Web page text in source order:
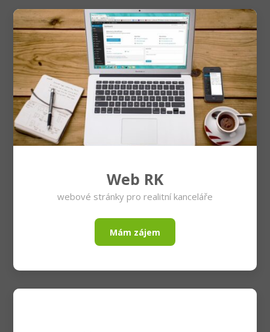
Web RK
webové stránky pro realitní kanceláře
Mám zájem